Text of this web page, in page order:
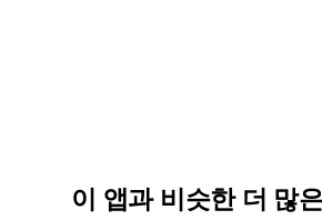
이 앱과 비슷한 더 많